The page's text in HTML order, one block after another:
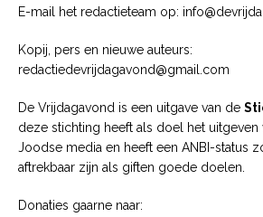
E-mail het redactieteam op:
Kopij, pers en nieuwe auteurs:
redactiedevrijdagavond@gmail.com
De Vrijdagavond is een uitgave van de
deze stichting heeft als doel het uitgeven
Joodse media en heeft een ANBI-status
aftrekbaar zijn als giften goede doelen.
Donaties gaarne naar: